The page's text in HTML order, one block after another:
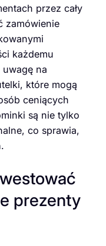
przez cały
zamówienie
każdemu
na
które mogą
ceniących
są nie tylko
co sprawia,
prezenty